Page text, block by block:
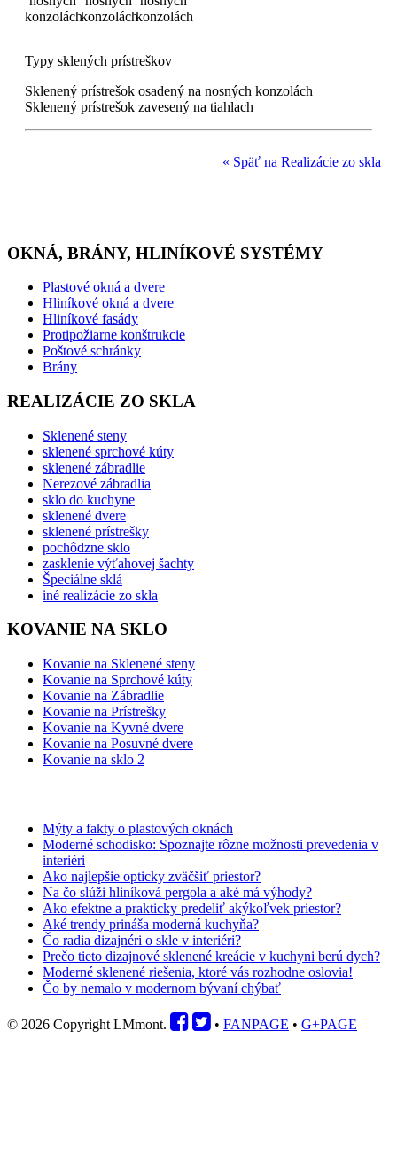
konzoláchkonzoláchkonzolách
Typy sklených prístreškov
Sklenený prístrešok osadený na nosných konzolách
Sklenený prístrešok zavesený na tiahlach
« Späť na Realizácie zo skla
OKNÁ, BRÁNY, HLINÍKOVÉ SYSTÉMY
Plastové okná a dvere
Hliníkové okná a dvere
Hliníkové fasády
Protipožiarne konštrukcie
Poštové schránky
Brány
REALIZÁCIE ZO SKLA
Sklenené steny
sklenené sprchové kúty
sklenené zábradlie
Nerezové zábradlia
sklo do kuchyne
sklenené dvere
sklenené prístrešky
pochôdzne sklo
zasklenie výťahovej šachty
Špeciálne sklá
iné realizácie zo skla
KOVANIE NA SKLO
Kovanie na Sklenené steny
Kovanie na Sprchové kúty
Kovanie na Zábradlie
Kovanie na Prístrešky
Kovanie na Kyvné dvere
Kovanie na Posuvné dvere
Kovanie na sklo 2
Mýty a fakty o plastových oknách
Moderné schodisko: Spoznajte rôzne možnosti prevedenia v
interiéri
Ako najlepšie opticky zväčšiť priestor?
Na čo slúži hliníková pergola a aké má výhody?
Ako efektne a prakticky predeliť akýkoľvek priestor?
Aké trendy prináša moderná kuchyňa?
Čo radia dizajnéri o skle v interiéri?
Prečo tieto dizajnové sklenené kreácie v kuchyni berú dych?
Moderné sklenené riešenia, ktoré vás rozhodne oslovia!
Čo by nemalo v modernom bývaní chýbať
© 2026 Copyright LMmont. • FANPAGE • G+PAGE